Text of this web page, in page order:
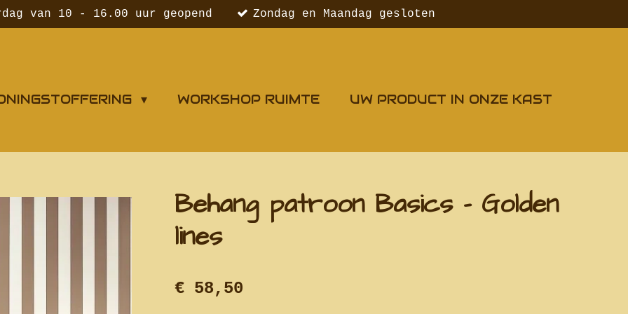
van 10 - 16.00 uur geopend Zondag en Maandag gesloten
WORKSHOP RUIMTE
UW PRODUCT IN ONZE KAST
Behang patroon Basics - Golden
lines
€ 58,50